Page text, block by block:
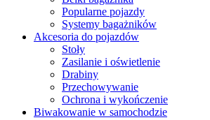
Popularne pojazdy
Systemy bagażników
Akcesoria do pojazdów
Stoły
Zasilanie i oświetlenie
Drabiny
Przechowywanie
Ochrona i wykończenie
Biwakowanie w samochodzie